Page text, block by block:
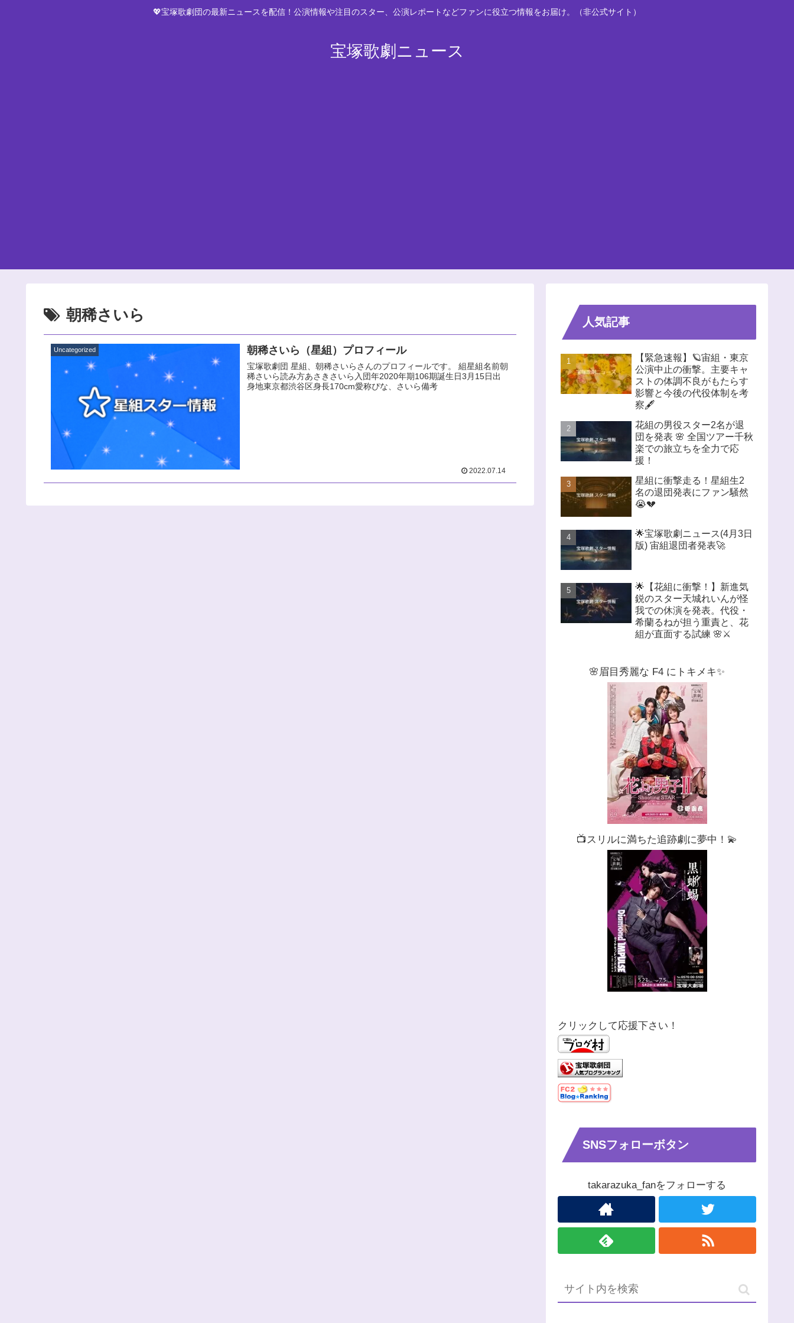
💖宝塚歌劇団の最新ニュースを配信！公演情報や注目のスター、公演レポートなどファンに役立つ情報をお届け。（非公式サイト）
宝塚歌劇ニュース
朝稀さいら
Uncategorized 朝稀さいら（星組）プロフィール
宝塚歌劇団 星組、朝稀さいらさんのプロフィールです。 組星組名前朝
稀さいら読み方あさきさいら入団年2020年期106期誕生日3月15日出
身地東京都渋谷区身長170cm愛称ぴな、さいら備考
2022.07.14
人気記事
【緊急速報】🪐宙組・東京
公演中止の衝撃。主要キャ
ストの体調不良がもたらす
影響と今後の代役体制を考
察🖋️
花組の男役スター2名が退
団を発表 🌸 全国ツアー千秋
楽での旅立ちを全力で応
援！
星組に衝撃走る！星組生2
名の退団発表にファン騒然
😭💔
🌟宝塚歌劇ニュース(4月3日
版) 宙組退団者発表🚀
🌟【花組に衝撃！】新進気
鋭のスター天城れいんが怪
我での休演を発表。代役・
希蘭るねが担う重責と、花
組が直面する試練 🌸⚔️
🌸眉目秀麗な F4 にトキメキ✨
📺スリルに満ちた追跡劇に夢中！💫
クリックして応援下さい！
SNSフォローボタン
takarazuka_fanをフォローする